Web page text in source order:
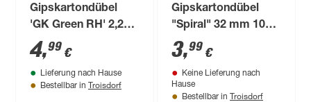
Gipskartondübel
'GK Green RH' 2,2
mm 5 Stück
4,99 €
Lieferung nach Hause
Bestellbar in Troisdorf
Gipskartondübel
"Spiral" 32 mm 10
Stück
3,99 €
Keine Lieferung nach
Hause
Bestellbar in Troisdorf